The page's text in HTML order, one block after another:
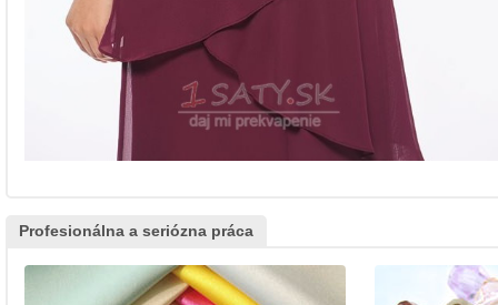
Profesionálna a seriózna práca